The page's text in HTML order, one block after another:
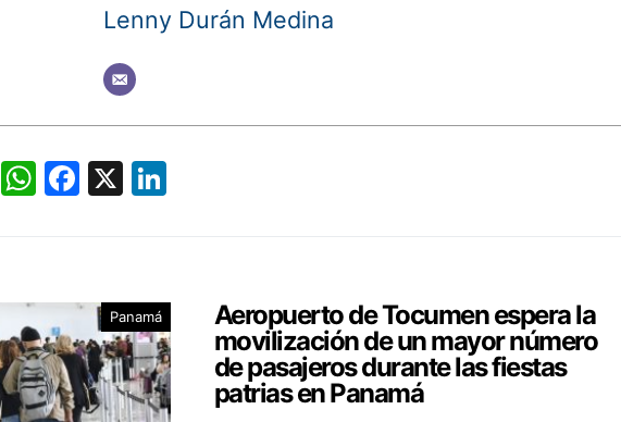
Lenny Durán Medina
EmailWhatsApp
Facebook
X
Panamá
Aeropuerto de Tocumen espera la
movilización de un mayor número
de pasajeros durante las fiestas
patrias en Panamá